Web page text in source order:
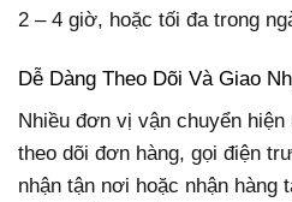
2 – 4 giờ, hoặc tối đa trong
Dễ Dàng Theo Dõi Và Giao
Nhiều đơn vị vận chuyển
theo dõi đơn hàng, gọi điện
nhận tận nơi hoặc nhận hàng